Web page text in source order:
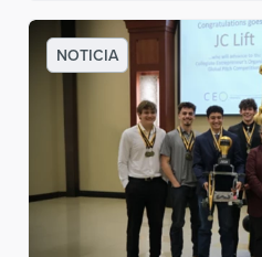
NOTICIA